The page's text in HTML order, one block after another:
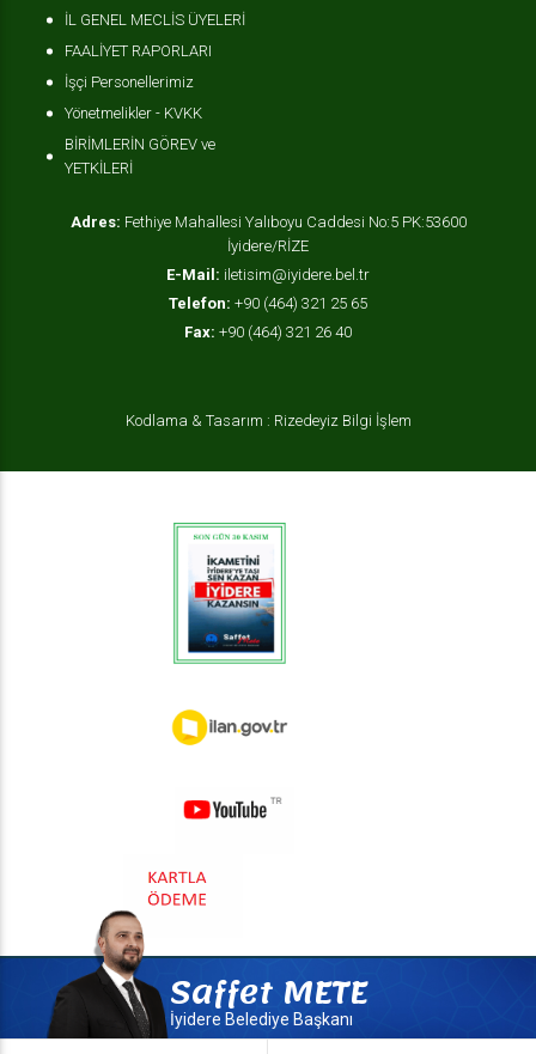
Saffet METE
İyidere Belediye Başkanı
İL GENEL MECLİS ÜYELERİ
FAALİYET RAPORLARI
İşçi Personellerimiz
Yönetmelikler - KVKK
BİRİMLERİN GÖREV ve
YETKİLERİ
Adres: Fethiye Mahallesi Yalıboyu Caddesi No:5 PK:53600
İyidere/RİZE
E-Mail: iletisim@iyidere.bel.tr
Telefon: +90 (464) 321 25 65
Fax: +90 (464) 321 26 40
Kodlama & Tasarım : Rizedeyiz Bilgi İşlem
İyidere Belediyesi Rizedeyiz Bilgi İşlem